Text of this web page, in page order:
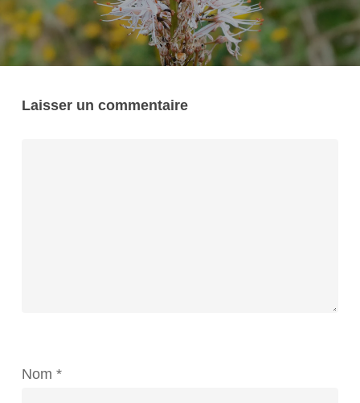
Laisser un commentaire
Nom *